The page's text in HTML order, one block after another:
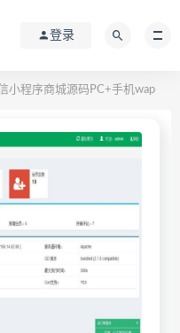
登录
小程序商城源码PC+手机wap